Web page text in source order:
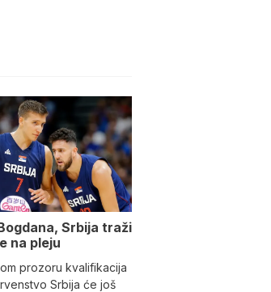
Srbija traži
na pleju
prozoru kvalifikacija
Srbija će još